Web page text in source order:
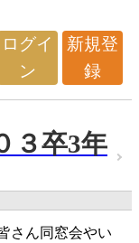
ログイ
ン
新規登
録
３卒3年
さん同窓会やい